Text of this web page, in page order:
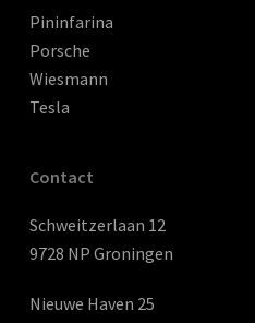
Pininfarina
Porsche
Wiesmann
Tesla
Contact
Schweitzerlaan 12
9728 NP Groningen
Nieuwe Haven 25